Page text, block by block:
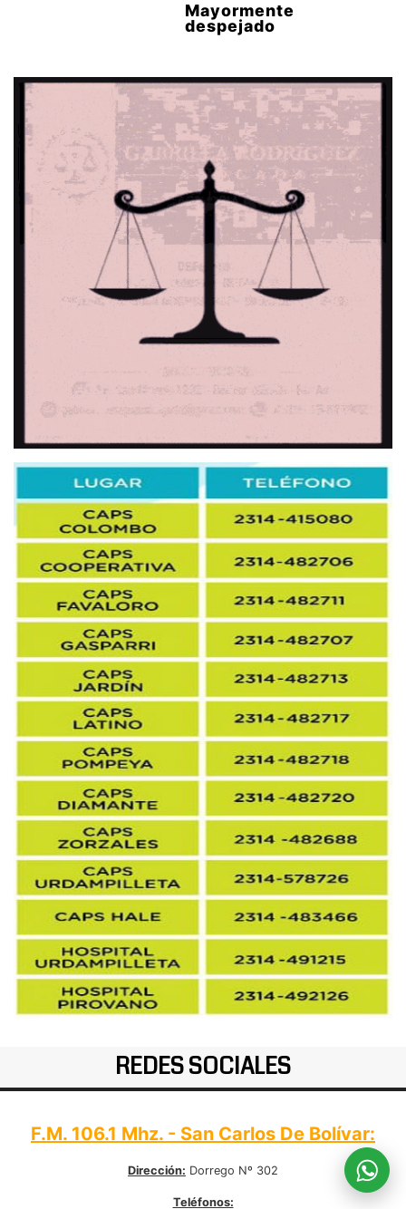
Mayormente
despejado
REDES SOCIALES
F.M. 106.1 Mhz. - San Carlos De Bolívar:
Dirección: Dorrego Nº 302
Teléfonos: